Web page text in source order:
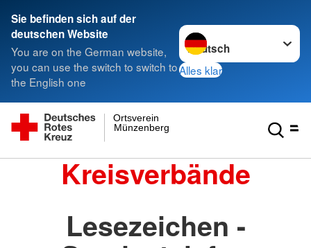
Sie befinden sich auf der
deutschen Website
You are on the German website,
you can use the switch to switch to
the English one
Sprache wechseln zu
Alles klar
Münzenberg
Ortsverein
Kreisverbände
Lesezeichen -